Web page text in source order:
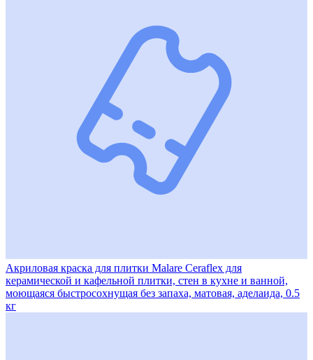
Акриловая краска для плитки Malare Ceraflex для
керамической и кафельной плитки, стен в кухне и ванной,
моющаяся быстросохнущая без запаха, матовая, аделаида, 0.5
кг